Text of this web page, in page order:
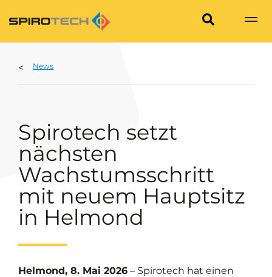
News
Spirotech setzt
nächsten
Wachstumsschritt
mit neuem Hauptsitz
in Helmond
Helmond, 8. Mai 2026 – Spirotech hat einen